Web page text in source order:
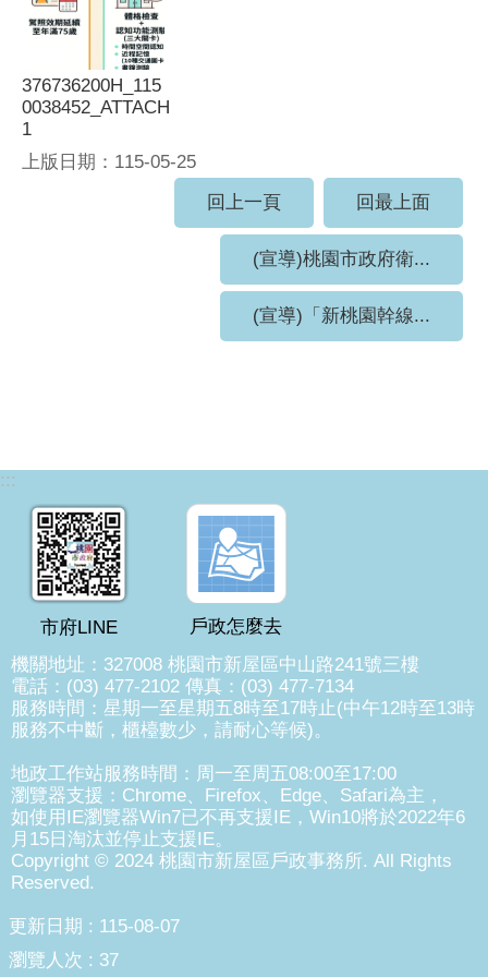
376736200H_115
0038452_ATTACH
1
上版日期：115-05-25
回上一頁
回最上面
(宣導)桃園市政府衛...
(宣導)「新桃園幹線...
:::
市府LINE
戶政怎麼去
機關地址：327008 桃園市新屋區中山路241號三樓
電話：(03) 477-2102 傳真：(03) 477-7134
服務時間：星期一至星期五8時至17時止(中午12時至13時
服務不中斷，櫃檯數少，請耐心等候)。
地政工作站服務時間：周一至周五08:00至17:00
瀏覽器支援：Chrome、Firefox、Edge、Safari為主，
如使用IE瀏覽器Win7已不再支援IE，Win10將於2022年6
月15日淘汰並停止支援IE。
Copyright © 2024 桃園市新屋區戶政事務所. All Rights
Reserved.
更新日期
115-08-07
瀏覽人次
37